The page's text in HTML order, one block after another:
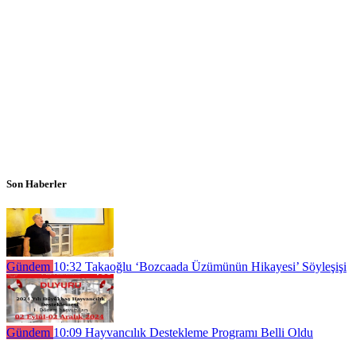
Son Haberler
Gündem 10:32 Takaoğlu ‘Bozcaada Üzümünün Hikayesi’ Söyleşişi
Gündem 10:09 Hayvancılık Destekleme Programı Belli Oldu